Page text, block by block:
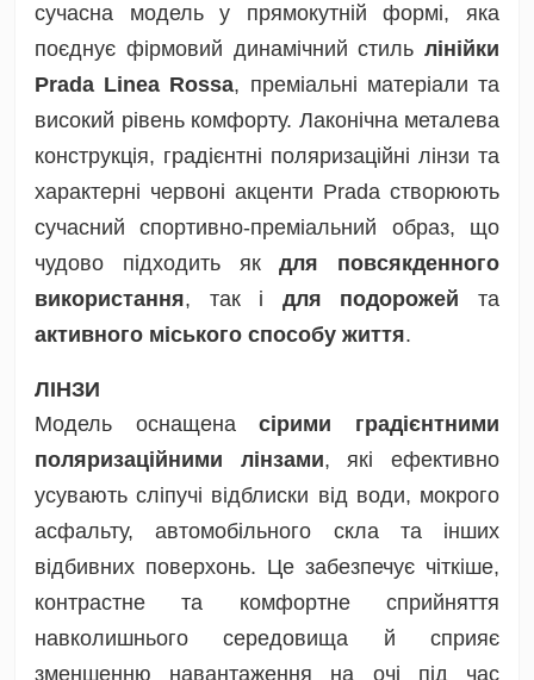
сучасна модель у прямокутній формі, яка
поєднує фірмовий динамічний стиль лінійки
Prada Linea Rossa, преміальні матеріали та
високий рівень комфорту. Лаконічна металева
конструкція, градієнтні поляризаційні лінзи та
характерні червоні акценти Prada створюють
сучасний спортивно-преміальний образ, що
чудово підходить якдля повсякденного
використання, так і для подорожей та
активного міського способу життя.
ЛІНЗИ
Модель оснащенасірими градієнтними
поляризаційними лінзами, які ефективно
усувають сліпучі відблиски від води, мокрого
асфальту, автомобільного скла та інших
відбивних поверхонь. Це забезпечує чіткіше,
контрастне та комфортне сприйняття
навколишнього середовища й сприяє
зменшенню навантаження на очі під час